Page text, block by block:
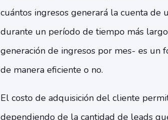
cuántos ingresos generará la cuenta
durante un período de tiempo más
generación de ingresos por mes- es un
de manera eficiente o no.
El costo de adquisición del cliente
dependiendo de la cantidad de leads